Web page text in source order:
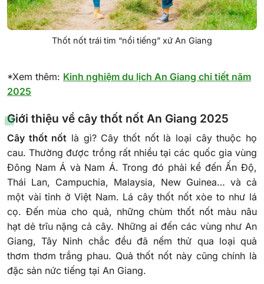
Thốt nốt trái tim “nổi tiếng” xứ An Giang
*Xem thêm: Kinh nghiệm du lịch An Giang chi tiết năm
2025
Giới thiệu về cây thốt nốt An Giang 2025
Cây thốt nốt là gì? Cây thốt nốt là loại cây thuộc họ
cau. Thường được trồng rất nhiều tại các quốc gia vùng
Đông Nam Á và Nam Á. Trong đó phải kể đến Ấn Độ,
Thái Lan, Campuchia, Malaysia, New Guinea… và cả
một vài tỉnh ở Việt Nam. Lá cây thốt nốt xòe to như lá
cọ. Đến mùa cho quả, những chùm thốt nốt màu nâu
hạt dẻ trĩu nặng cả cây. Những ai đến các vùng như An
Giang, Tây Ninh chắc đều đã nếm thử qua loại quả
thơm thơm trắng phau. Quả thốt nốt này cũng chính là
đặc sản nức tiếng tại An Giang.